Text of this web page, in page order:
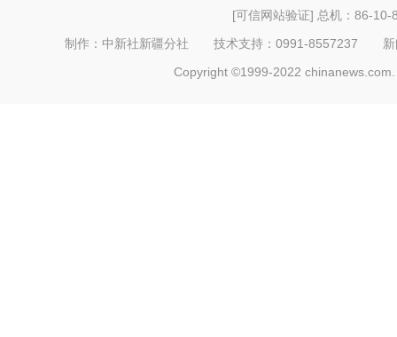
[可信网站验证] 总机：86-10-
制作：中新社新疆分社 技术支持：0991-8557237
Copyright ©1999-2022